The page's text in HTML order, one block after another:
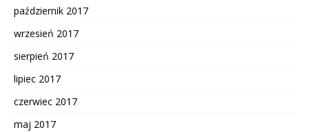
październik 2017
wrzesień 2017
sierpień 2017
lipiec 2017
czerwiec 2017
maj 2017